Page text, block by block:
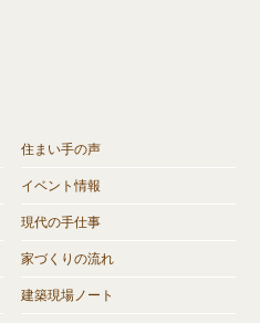
住まい手の声
イベント情報
現代の手仕事
家づくりの流れ
建築現場ノート